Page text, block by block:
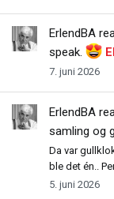
ErlendBA
speak.
7. juni 2026
ErlendBA
samling og
Da var
ble det én..
5. juni 2026